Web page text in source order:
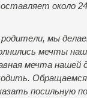
около
мы
мечты
мечта нашей
посильную